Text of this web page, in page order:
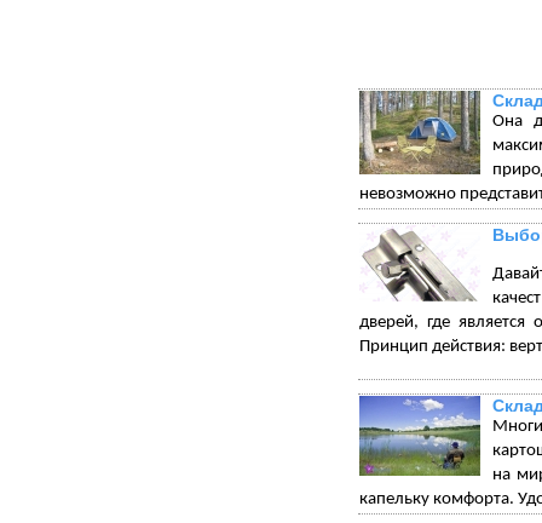
Она
невозможно
дверей, где является
Принцип действия:
на
капельку комфорта.